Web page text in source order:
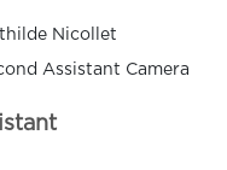
Nicollet
Assistant Camera